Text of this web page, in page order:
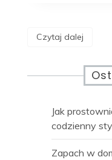
Czytaj dalej
Jak
codzienny
Zapach w